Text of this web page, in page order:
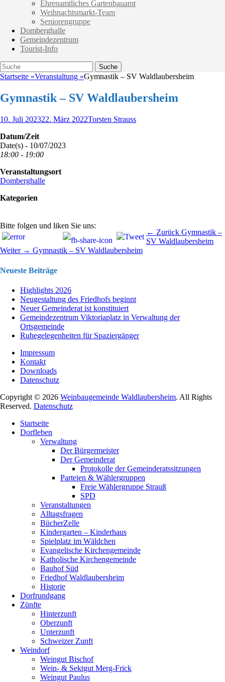
Ehrenamtliches Gartenbauamt
Weihnachtsmarkt-Team
Seniorengruppe
Domberghalle
Gemeindezentrum
Tourist-Info
Suche
Suche
nach:
Startseite »Veranstaltung »Gymnastik – SV Waldlaubersheim
Gymnastik – SV Waldlaubersheim
Veröffentlicht
10. Juli 202322. März 2022Autor
Torsten Strauss
Datum/Zeit
Date(s) - 10/07/2023
18:00 - 19:00
Veranstaltungsort
Domberghalle
Kategorien
Bitte folgen und liken Sie uns:
Beitragsnavigation ← Zurück
Beitrag:
Gymnastik –
SV Waldlaubersheim
Weiter → Nächster
Gymnastik – SV Waldlaubersheim
Neueste Beiträge
Highlights 2026
Neugestaltung des Friedhofs beginnt
Neuer Gemeinderat ist konstituiert
Gemeindezentrum Viktoriaplatz in Verwaltung der
Ortsgemeinde
Ruhegelegenheiten für Spaziergänger
Impressum
Kontakt
Downloads
Datenschutz
Copyright © 2026 Weinbaugemeinde Waldlaubersheim. All Rights
Reserved. Datenschutz
oben
scrollen
Startseite
Dorfleben
Verwaltung
Der Bürgermeister
Der Gemeinderat
Protokolle der Gemeinderatssitzungen
Parteien & Wählergruppen
Freie Wählergruppe Strauß
SPD
Veranstaltungen
Alltagsfragen
BücherZelle
Kindergarten – Kinderhaus
Spielplatz im Wäldchen
Evangelische Kirchengemeinde
Katholische Kirchengemeinde
Bauhof Süd
Friedhof Waldlaubersheim
Historie
Dorfrundgang
Zünfte
Hinterzunft
Oberzunft
Unterzunft
Schweizer Zunft
Weindorf
Weingut Bischof
Wein- & Sektgut Merg-Frick
Weingut Paulus